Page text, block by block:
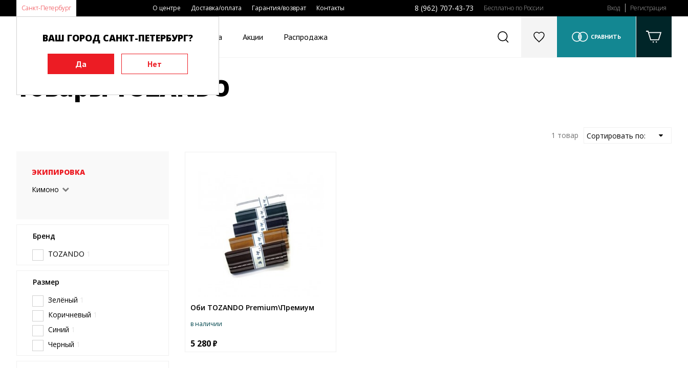
Санкт-Петербург О центре Доставка/оплата Гарантия/возврат Контакты 8 (962) 707-43-73 Бесплатно по России Вход Регистрация
Каталог Виды спорта Акции Распродажа СРАВНИТЬ
ВАШ ГОРОД САНКТ-ПЕТЕРБУРГ?
Товары TOZANDO
1 товар
ЭКИПИРОВКА
Кимоно
Бренд
TOZANDO 1
Размер
Зелёный 1
Коричневый 1
Синий 1
Черный 1
Оби TOZANDO Premium\Премиум
в наличии
5 280